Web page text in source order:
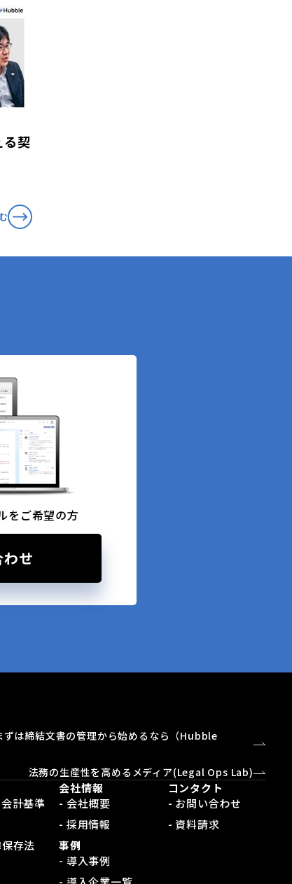
契
をご希望の方
せ
ずは締結文書の管理から始めるなら（Hubble
法務の生産性を高めるメディア(Legal Ops Lab)
計基準
存法
会社情報
- 会社概要
- 採用情報
事例
- 導入事例
コンタクト
- お問い合わせ
- 資料請求